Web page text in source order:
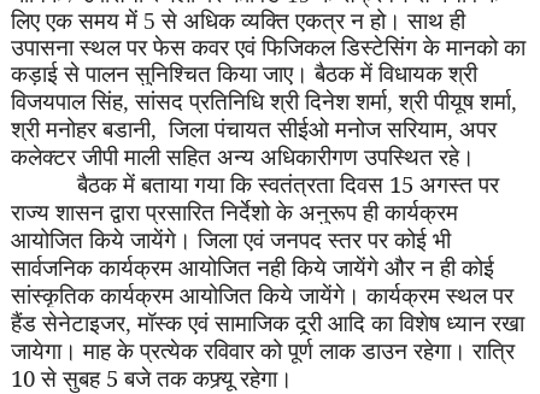
लिए एक समय में 5 से अधिक व्यक्ति एकत्र न हो। साथ ही
उपासना स्थल पर फेस कवर एवं फिजिकल डिस्टेसिंग के मानको का
कड़ाई से पालन सुनिश्चित किया जाए। बैठक में विधायक श्री
विजयपाल सिंह,सांसद प्रतिनिधि श्री दिनेश शर्मा,श्री पीयूष शर्मा,
श्री मनोहर बडानी, जिला पंचायत सीईओ मनोज सरियाम, अपर
कलेक्टर जीपी माली सहित अन्य अधिकारीगण उपस्थित रहे।
बैठक में बताया गया कि स्वतंत्रता दिवस 15 अगस्त पर
राज्य शासन द्वारा प्रसारित निर्देशो के अनुरूप ही कार्यक्रम
आयोजित किये जायेंगे। जिला एवं जनपद स्तर पर कोई भी
सार्वजनिक कार्यक्रम आयोजित नही किये जायेंगे और न ही कोई
सांस्कृतिक कार्यक्रम आयोजित किये जायेंगे। कार्यक्रम स्थल पर
हैंड सेनेटाइजर,मॉस्क एवं सामाजिक दूरी आदि का विशेष ध्यान रखा
जायेगा। माह के प्रत्येक रविवार को पूर्ण लाक डाउन रहेगा। रात्रि
10 से सुबह 5 बजे तक कफ्र्यू रहेगा।